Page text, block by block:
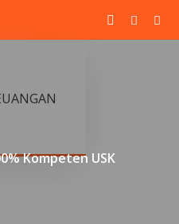
Kompeten USK